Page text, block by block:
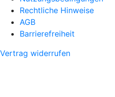
Rechtliche Hinweise
AGB
Barrierefreiheit
Vertrag widerrufen